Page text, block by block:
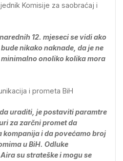
Komisije za saobraćaj i
12. mjeseci se vidi ako
nikako naknade, da je ne
onoliko kolika mora
i prometa BiH
uraditi, je postaviti paramtre
za zarčni promet da
kompanija i da povećamo broj
u BiH. Odluke
su strateške i mogu se